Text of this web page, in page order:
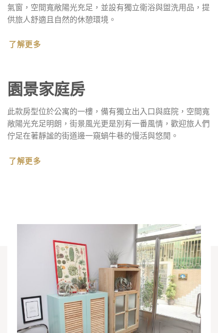
氣窗，空間寬敞陽光充足，並設有獨立衛浴與盥洗用品，提
供旅人舒適且自然的休憩環境。
了解更多
園景家庭房
此款房型位於公寓的一樓，備有獨立出入口與庭院，空間寬
敞陽光充足明朗，街景風光更是別有一番風情，歡迎旅人們
佇足在著靜謐的街道邊一窺蝸牛巷的慢活與悠閒。
了解更多
光走進臺南蝸牛巷內